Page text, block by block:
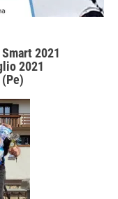
2021
2021